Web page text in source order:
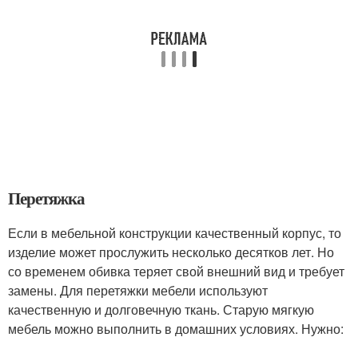
Перетяжка
Если в мебельной конструкции качественный корпус, то
изделие может прослужить несколько десятков лет. Но
со временем обивка теряет свой внешний вид и требует
замены. Для перетяжки мебели используют
качественную и долговечную ткань. Старую мягкую
мебель можно выполнить в домашних условиях. Нужно: